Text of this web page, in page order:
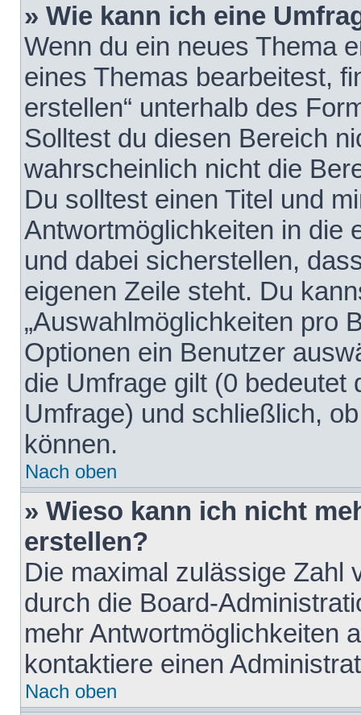
» Wie kann ich eine
Wenn du ein neues Thema
eines Themas bearbeitest,
erstellen“ unterhalb des
Solltest du diesen Bereich
wahrscheinlich nicht die
Du solltest einen Titel und
Antwortmöglichkeiten in die
und dabei sicherstellen,
eigenen Zeile steht. Du
„Auswahlmöglichkeiten pro
Optionen ein Benutzer
die Umfrage gilt (0 bedeutet
Umfrage) und schließlich,
können.
Nach oben
» Wieso kann ich nicht
erstellen?
Die maximal zulässige Zahl
durch die Board-
mehr Antwortmöglichkeiten
kontaktiere einen
Nach oben